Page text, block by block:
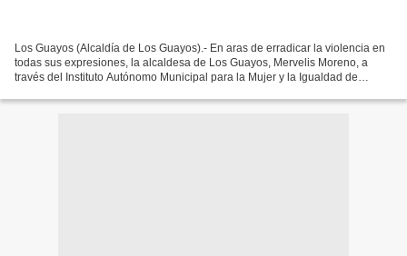
Los Guayos (Alcaldía de Los Guayos).- En aras de erradicar la violencia en
todas sus expresiones, la alcaldesa de Los Guayos, Mervelis Moreno, a
través del Instituto Autónomo Municipal para la Mujer y la Igualdad de